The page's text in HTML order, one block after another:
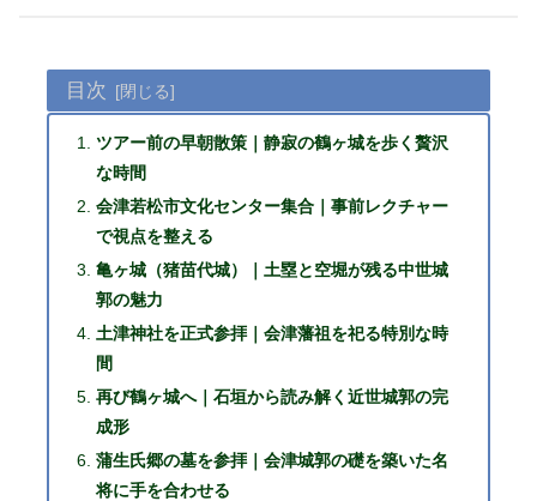
目次
ツアー前の早朝散策｜静寂の鶴ヶ城を歩く贅沢
な時間
会津若松市文化センター集合｜事前レクチャー
で視点を整える
亀ヶ城（猪苗代城）｜土塁と空堀が残る中世城
郭の魅力
土津神社を正式参拝｜会津藩祖を祀る特別な時
間
再び鶴ヶ城へ｜石垣から読み解く近世城郭の完
成形
蒲生氏郷の墓を参拝｜会津城郭の礎を築いた名
将に手を合わせる